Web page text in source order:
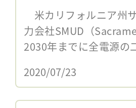
米カリフォルニア州
力会社SMUD（
2030年までに全電源
2020/07/23